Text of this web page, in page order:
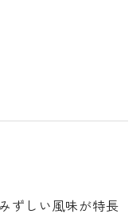
ずしい風味が特長